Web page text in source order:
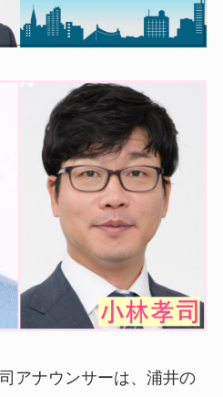
アナウンサーは、浦井の